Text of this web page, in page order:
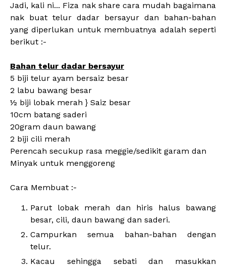
Jadi, kali ni... Fiza nak share cara mudah bagaimana
nak buat telur dadar bersayur dan bahan-bahan
yang diperlukan untuk membuatnya adalah seperti
berikut :-
Bahan telur dadar bersayur
5 biji telur ayam bersaiz besar
2 labu bawang besar
½ biji lobak merah } Saiz besar
10cm batang saderi
20gram daun bawang
2 biji cili merah
Perencah secukup rasa meggie/sedikit garam dan
Minyak untuk menggoreng
Cara Membuat :-
Parut lobak merah dan hiris halus bawang
besar, cili, daun bawang dan saderi.
Campurkan semua bahan-bahan dengan
telur.
Kacau sehingga sebati dan masukkan